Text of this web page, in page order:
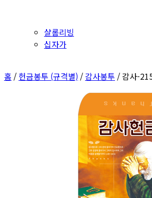
샬롬리빙
십자가
홈 / 헌금봉투 (규격별) / 감사봉투 / 감사-